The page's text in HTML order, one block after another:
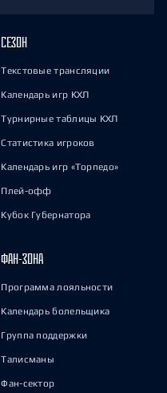
СЕЗОН
Текстовые трансляции
Календарь игр КХЛ
Турнирные таблицы КХЛ
Статистика игроков
Календарь игр «Торпедо»
Плей-офф
Кубок Губернатора
ФАН-ЗОНА
Программа лояльности
Календарь болельщика
Группа поддержки
Талисманы
Фан-сектор